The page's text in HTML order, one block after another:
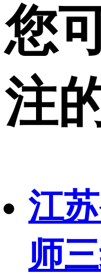
您
注
江
师